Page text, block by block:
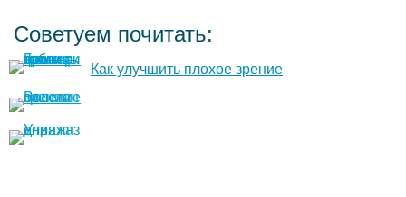
Советуем почитать:
Как улучшить плохое зрение